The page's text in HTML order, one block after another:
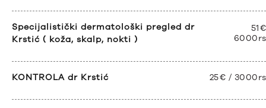
Specijalistički dermatološki pregled dr
Krstić ( koža, skalp, nokti )
KONTROLA dr Krstić 25€ /